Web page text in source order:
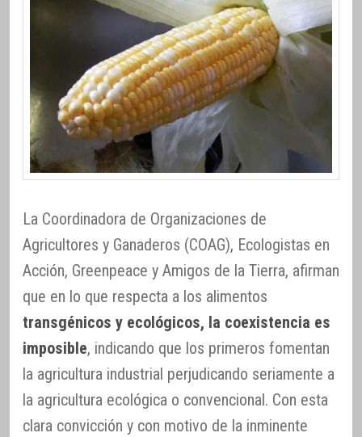
La Coordinadora de Organizaciones de
Agricultores y Ganaderos (COAG), Ecologistas en
Acción, Greenpeace y Amigos de la Tierra, afirman
que en lo que respecta a los alimentos
transgénicos y ecológicos, la coexistencia es
imposible, indicando que los primeros fomentan
la agricultura industrial perjudicando seriamente a
la agricultura ecológica o convencional. Con esta
clara convicción y con motivo de la inminente